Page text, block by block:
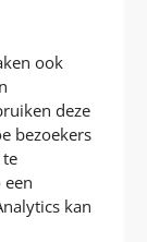
ook
deze
bezoekers
kan